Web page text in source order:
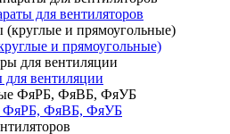
для вентиляторов
и прямоугольные)
вентиляции
ФяРБ, ФяВБ, ФяУБ